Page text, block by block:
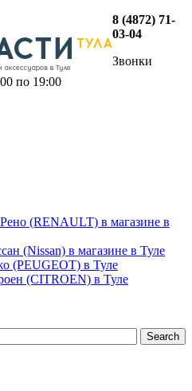
8 (4872) 71-
03-04
Звонки
по 19:00
(RENAULT) в магазине в
(Nissan) в магазине в Туле
(PEUGEOT) в Туле
(CITROEN) в Туле